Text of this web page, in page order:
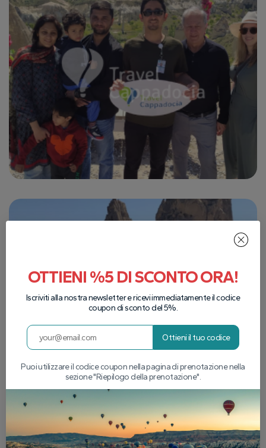
OTTIENI %5 DI SCONTO ORA!
Iscriviti alla nostra newsletter e ricevi immediatamente il codice
coupon di sconto del 5%.
Ottieni il tuo codice
Puoi utilizzare il codice coupon nella pagina di prenotazione nella
sezione "Riepilogo della prenotazione".